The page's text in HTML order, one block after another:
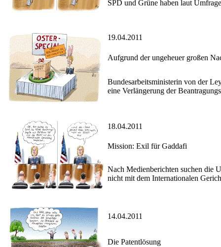
SPD und Grüne haben laut
19.04.2011
Aufgrund der ungeheuer großen
Bundesarbeitsministerin von der
eine Verlängerung der
18.04.2011
Mission: Exil für Gaddafi
Nach Medienberichten suchen die
nicht mit dem Internationalen
14.04.2011
Die Patentlösung